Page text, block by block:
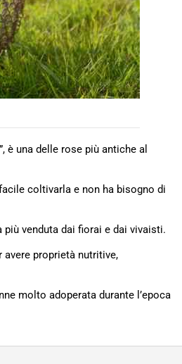
è una delle rose più antiche al
coltivarla e non ha bisogno di
venduta dai fiorai e dai vivaisti.
proprietà nutritive,
molto adoperata durante l’epoca